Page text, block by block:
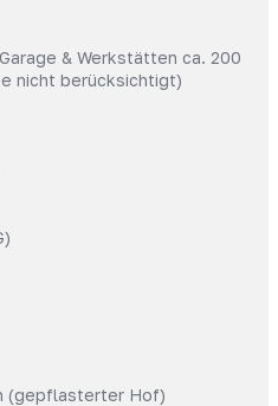
& Werkstätten ca. 200
nicht berücksichtigt)
(gepflasterter Hof)